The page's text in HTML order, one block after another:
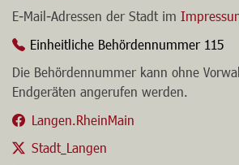
Anfahrt
E-Mail-Adressen der Stadt imImpressum
Einheitliche Behördennummer 115
Endgeräten angerufen werden.
Langen.RheinMain